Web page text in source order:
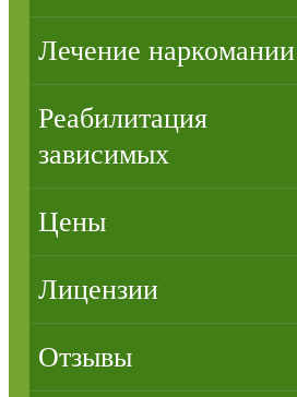
Лечение наркомании
Реабилитация
зависимых
Цены
Лицензии
Отзывы